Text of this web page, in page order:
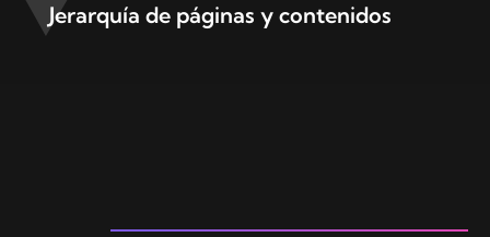
Jerarquía de páginas y contenidos